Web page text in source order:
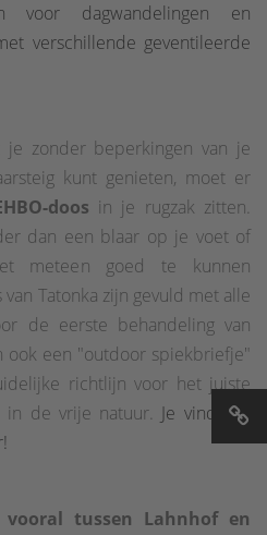
voor dagwandelingen en
verschillende geventileerde
zonder beperkingen van je
kunt genieten, moet er
doos in je rugzak zitten.
dan een blaar op je voet of
meteen goed te kunnen
Tatonka zijn gevuld met alle
de eerste behandeling van
ook een "outdoor spiekbriefje"
richtlijn voor het juiste
in de vrije natuur. Je vindt de
vooral tussen Lahnhof en